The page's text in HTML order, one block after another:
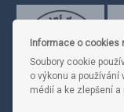
Informace o cookies
Soubory cookie
o výkonu a
médií a ke zlepšení a